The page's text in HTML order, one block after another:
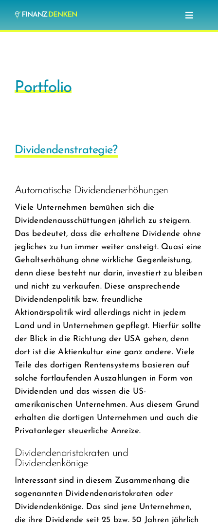
Inhalt
springen
Toggle
Portfolio
Dividendenstrategie?
Automatische Dividendenerhöhungen
Viele Unternehmen bemühen sich die
Dividendenausschüttungen jährlich zu steigern.
Das bedeutet, dass die erhaltene Dividende ohne
jegliches zu tun immer weiter ansteigt. Quasi eine
Gehaltserhöhung ohne wirkliche Gegenleistung,
denn diese besteht nur darin, investiert zu bleiben
und nicht zu verkaufen. Diese ansprechende
Dividendenpolitik bzw. freundliche
Aktionärspolitik wird allerdings nicht in jedem
Land und in Unternehmen gepflegt. Hierfür sollte
der Blick in die Richtung der USA gehen, denn
dort ist die Aktienkultur eine ganz andere. Viele
Teile des dortigen Rentensystems basieren auf
solche fortlaufenden Auszahlungen in Form von
Dividenden und das wissen die US-
amerikanischen Unternehmen. Aus diesem Grund
erhalten die dortigen Unternehmen und auch die
Privatanleger steuerliche Anreize.
Dividendenaristokraten und
Dividendenkönige
Interessant sind in diesem Zusammenhang die
sogenannten Dividendenaristokraten oder
Dividendenkönige. Das sind jene Unternehmen,
die ihre Dividende seit 25 bzw. 50 Jahren jährlich